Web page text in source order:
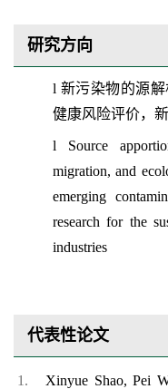
研究方向
l 新污染物的源
健康风险评价，
l Source
migration, and
emerging
research for the
industries
代表性论文
Xinyue Shao, Pei